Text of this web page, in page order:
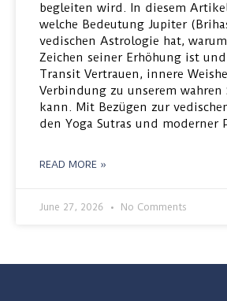
begleiten wird. In diesem
welche Bedeutung Jupiter
vedischen Astrologie hat,
Zeichen seiner Erhöhung ist
Transit Vertrauen, innere
Verbindung zu unserem wahren
kann. Mit Bezügen zur
den Yoga Sutras und moderner
READ MORE »
June 27, 2026 No Comments